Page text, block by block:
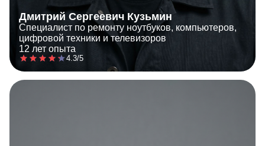
Дмитрий Сергеевич Кузьмин
Специалист по ремонту ноутбуков, компьютеров,
цифровой техники и телевизоров
12 лет опыта
4.3/5